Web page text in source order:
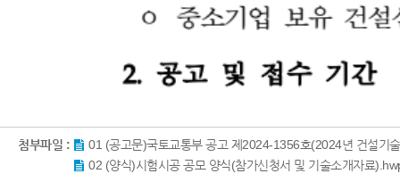
첨부파일 :
01 (공고문)국토교통부 공고 제2024-1356호(2024년 건설기
02 (양식)시험시공 공모 양식(참가신청서 및 기술소개자료